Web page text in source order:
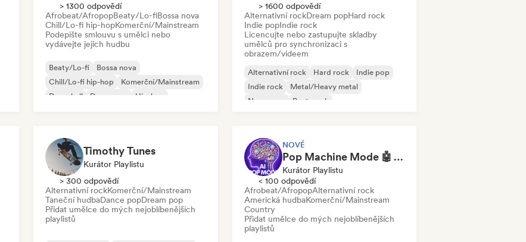
> 1300 odpovědí
Afrobeat/AfropopBeaty/Lo-fiBossa nova
Chill/Lo-fi hip-hopKomerční/Mainstream
Podepište smlouvu s umělci nebo
vydávejte jejich hudbu
Beaty/Lo-fi
Bossa nova
Chill/Lo-fi hip-hop
Komerční/Mainstream
Dancehall
Dance pop
Hip-hop
> 1600 odpovědí
Alternativní rockDream popHard rock
Indie popIndie rock
Licencujte nebo zastupujte skladby
umělců pro synchronizaci s
obrazem/videem
Alternativní rock Hard rock
Indie pop
Indie rock
Metal/Heavy metal
New wave
Post-punk
Timothy Tunes
Kurátor Playlistu
> 300 odpovědí
Alternativní rockKomerční/Mainstream
Taneční hudbaDance popDream pop
Přidat umělce do mých nejoblíbenějších
playlistů
NOVÉ
Pop Machine Mode 🤖 AI Music, Indie Pop & Dream Pop
Kurátor Playlistu
< 100 odpovědí
Afrobeat/AfropopAlternativní rock
Americká hudbaKomerční/Mainstream
Country
Přidat umělce do mých nejoblíbenějších
playlistů